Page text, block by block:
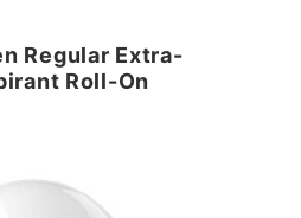
Regular Extra-
Roll-On